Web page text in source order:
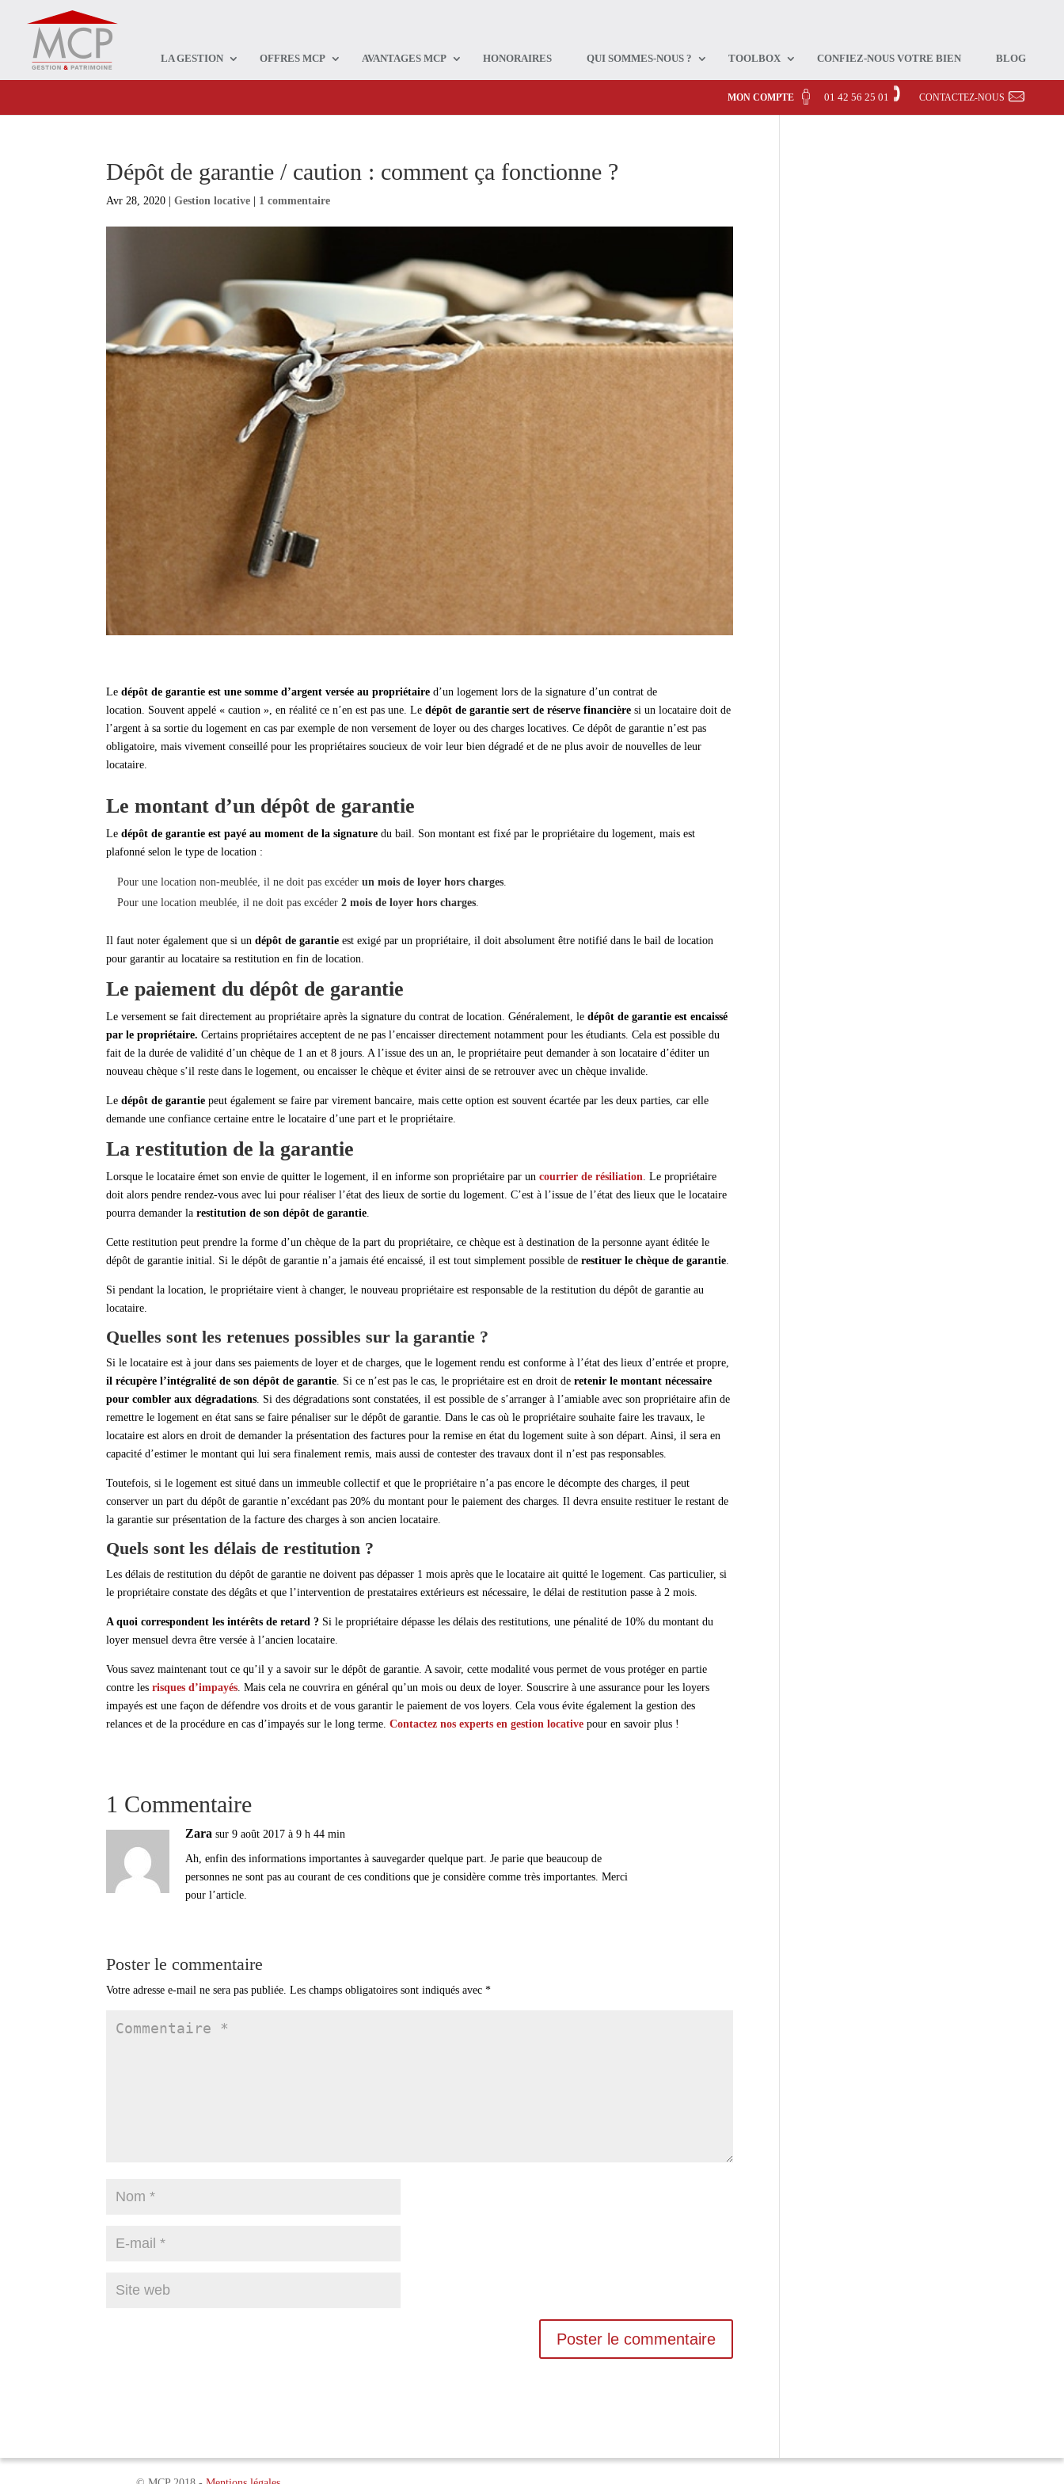
LA GESTION OFFRES MCP AVANTAGES MCP HONORAIRES QUI SOMMES-NOUS ? TOOLBOX CONFIEZ-NOUS VOTRE BIEN BLOG
MON COMPTE 01 42 56 25 01 CONTACTEZ-NOUS
Dépôt de garantie / caution : comment ça fonctionne ?
Avr 28, 2020 |Gestion locative 1 commentaire
Ledépôt de garantie est une somme d’argent versée au propriétaire d’un logement lors de la signature d’un contrat de
location. Souvent appelé « caution », en réalité ce n’en est pas une. Ledépôt de garantie sert de réserve financière si un locataire doit de
l’argent à sa sortie du logement en cas par exemple de non versement de loyer ou des charges locatives. Ce dépôt de garantie n’est pas
obligatoire, mais vivement conseillé pour les propriétaires soucieux de voir leur bien dégradé et de ne plus avoir de nouvelles de leur
locataire.
Le montant d’un dépôt de garantie
Ledépôt de garantie est payé au moment de la signature du bail. Son montant est fixé par le propriétaire du logement, mais est
plafonné selon le type de location :
Pour une location non-meublée, il ne doit pas excéderun mois de loyer hors charges.
Pour une location meublée, il ne doit pas excéder2 mois de loyer hors charges.
Il faut noter également que si undépôt de garantie est exigé par un propriétaire, il doit absolument être notifié dans le bail de location
pour garantir au locataire sa restitution en fin de location.
Le paiement du dépôt de garantie
Le versement se fait directement au propriétaire après la signature du contrat de location. Généralement, ledépôt de garantie est encaissé
par le propriétaire.Certains propriétaires acceptent de ne pas l’encaisser directement notamment pour les étudiants. Cela est possible du
fait de la durée de validité d’un chèque de 1 an et 8 jours. A l’issue des un an, le propriétaire peut demander à son locataire d’éditer un
nouveau chèque s’il reste dans le logement, ou encaisser le chèque et éviter ainsi de se retrouver avec un chèque invalide.
Ledépôt de garantie peut également se faire par virement bancaire, mais cette option est souvent écartée par les deux parties, car elle
demande une confiance certaine entre le locataire d’une part et le propriétaire.
La restitution de la garantie
Lorsque le locataire émet son envie de quitter le logement, il en informe son propriétaire par uncourrier de résiliation. Le propriétaire
doit alors pendre rendez-vous avec lui pour réaliser l’état des lieux de sortie du logement. C’est à l’issue de l’état des lieux que le locataire
pourra demander larestitution de son dépôt de garantie.
Cette restitution peut prendre la forme d’un chèque de la part du propriétaire, ce chèque est à destination de la personne ayant éditée le
dépôt de garantie initial. Si le dépôt de garantie n’a jamais été encaissé, il est tout simplement possible derestituer le chèque de garantie.
Si pendant la location, le propriétaire vient à changer, le nouveau propriétaire est responsable de la restitution du dépôt de garantie au
locataire.
Quelles sont les retenues possibles sur la garantie ?
Si le locataire est à jour dans ses paiements de loyer et de charges, que le logement rendu est conforme à l’état des lieux d’entrée et propre,
il récupère l’intégralité de son dépôt de garantie. Si ce n’est pas le cas, le propriétaire est en droit de retenir le montant nécessaire
pour combler aux dégradations. Si des dégradations sont constatées, il est possible de s’arranger à l’amiable avec son propriétaire afin de
remettre le logement en état sans se faire pénaliser sur le dépôt de garantie. Dans le cas où le propriétaire souhaite faire les travaux, le
locataire est alors en droit de demander la présentation des factures pour la remise en état du logement suite à son départ. Ainsi, il sera en
capacité d’estimer le montant qui lui sera finalement remis, mais aussi de contester des travaux dont il n’est pas responsables.
Toutefois, si le logement est situé dans un immeuble collectif et que le propriétaire n’a pas encore le décompte des charges, il peut
conserver un part du dépôt de garantie n’excédant pas 20% du montant pour le paiement des charges. Il devra ensuite restituer le restant de
la garantie sur présentation de la facture des charges à son ancien locataire.
Quels sont les délais de restitution ?
Les délais de restitution du dépôt de garantie ne doivent pas dépasser 1 mois après que le locataire ait quitté le logement. Cas particulier, si
le propriétaire constate des dégâts et que l’intervention de prestataires extérieurs est nécessaire, le délai de restitution passe à 2 mois.
A quoi correspondent les intérêts de retard ? Si le propriétaire dépasse les délais des restitutions, une pénalité de 10% du montant du
loyer mensuel devra être versée à l’ancien locataire.
Vous savez maintenant tout ce qu’il y a savoir sur le dépôt de garantie. A savoir, cette modalité vous permet de vous protéger en partie
contre lesrisques d’impayés. Mais cela ne couvrira en général qu’un mois ou deux de loyer. Souscrire à une assurance pour les loyers
impayés est une façon de défendre vos droits et de vous garantir le paiement de vos loyers. Cela vous évite également la gestion des
relances et de la procédure en cas d’impayés sur le long terme.Contactez nos experts en gestion locative pour en savoir plus !
1 Commentaire
Zara sur 9 août 2017 à 9 h 44 min
Ah, enfin des informations importantes à sauvegarder quelque part. Je parie que beaucoup de
personnes ne sont pas au courant de ces conditions que je considère comme très importantes. Merci
pour l’article.
Poster le commentaire
Votre adresse e-mail ne sera pas publiée. Les champs obligatoires sont indiqués avec*